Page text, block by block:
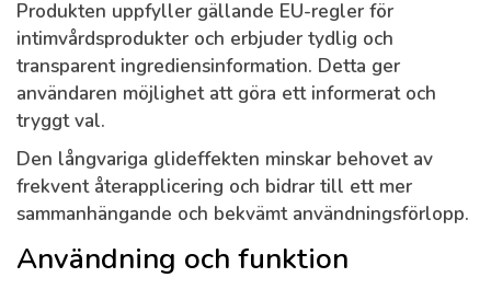
Produkten uppfyller gällande EU-regler för
intimvårdsprodukter och erbjuder tydlig och
transparent ingrediensinformation. Detta ger
användaren möjlighet att göra ett informerat och
tryggt val.
Den långvariga glideffekten minskar behovet av
frekvent återapplicering och bidrar till ett mer
sammanhängande och bekvämt användningsförlopp.
Användning och funktion